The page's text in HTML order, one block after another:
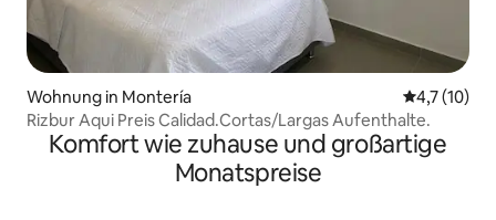
Wohnung in Montería
4,7 (10)
Rizbur Aqui Preis Calidad.Cortas/Largas Aufenthalte.
Komfort wie zuhause und großartige
Monatspreise